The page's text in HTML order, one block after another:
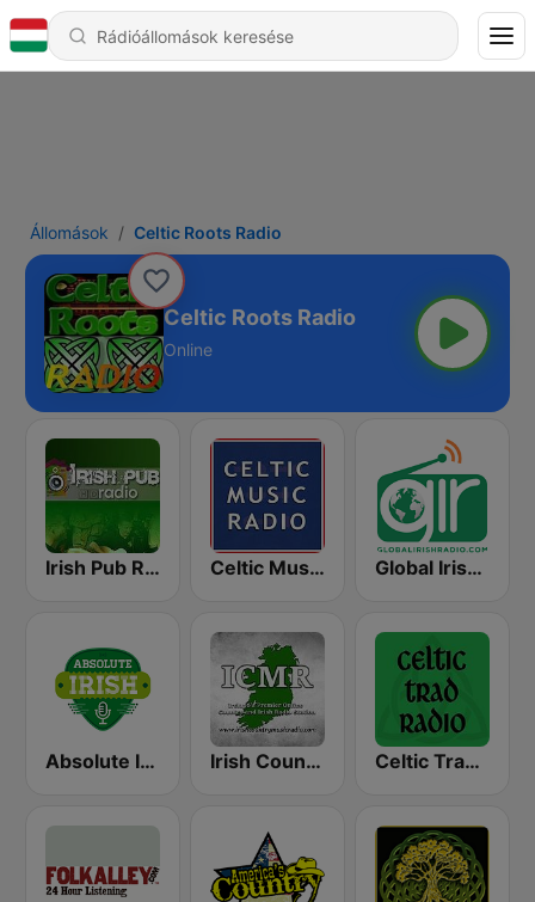
Állomások Celtic Roots Radio
Celtic Roots Radio
Online
Irish Pub Radio Celtic Music Radio Global Irish Radio
Absolute Irish Irish Country Music Radio Celtic Trad Radio